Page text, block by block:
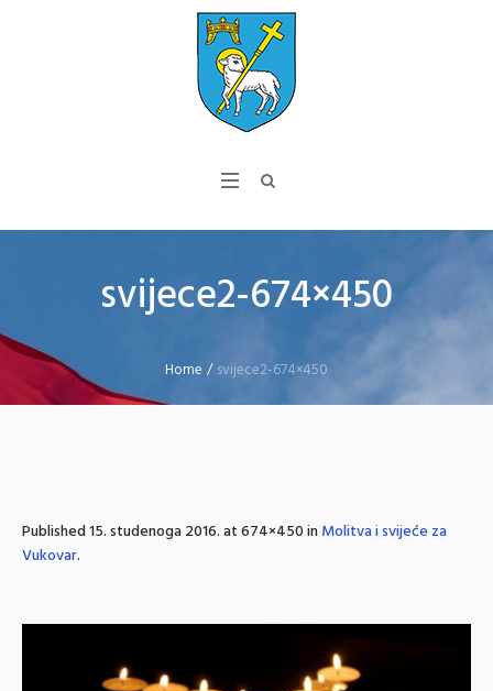
svijece2-674×450
Home /svijece2-674×450
Published15. studenoga 2016.at 674×450 inMolitva i svijeće za
Vukovar.